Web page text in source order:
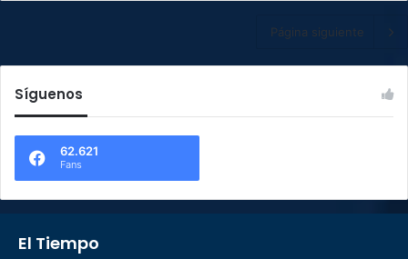
Página siguiente
Síguenos
62.621
Fans
El Tiempo